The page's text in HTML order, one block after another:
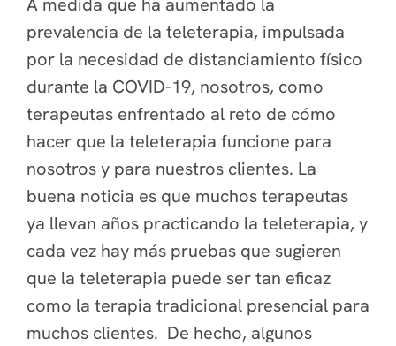
prevalencia de la teleterapia, impulsada
por la necesidad de distanciamiento físico
durante la COVID-19, nosotros, como
terapeutas enfrentado al reto de cómo
hacer que la teleterapia funcione para
nosotros y para nuestros clientes. La
buena noticia es que muchos terapeutas
ya llevan años practicando la teleterapia, y
cada vez hay más pruebas que sugieren
que la teleterapia puede ser tan eficaz
como la terapia tradicional presencial para
muchos clientes. De hecho, algunos